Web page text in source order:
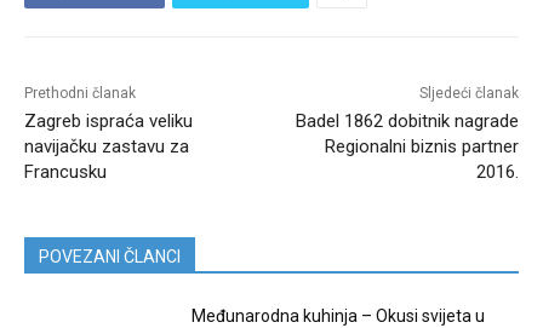
Prethodni članak
Zagreb ispraća veliku
navijačku zastavu za
Francusku
Sljedeći članak
Badel 1862 dobitnik nagrade
Regionalni biznis partner
2016.
POVEZANI ČLANCI
Međunarodna kuhinja – Okusi svijeta u